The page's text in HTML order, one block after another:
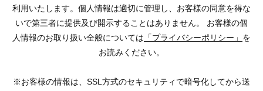
利用いたします。個人情報は適切に管理し、お客様の同意を得な
いで第三者に提供及び開示することはありません。 お客様の個
人情報のお取り扱い全般については 「プライバシーポリシー」 を
お読みください。
※お客様の情報は、SSL方式のセキュリティで暗号化してから送